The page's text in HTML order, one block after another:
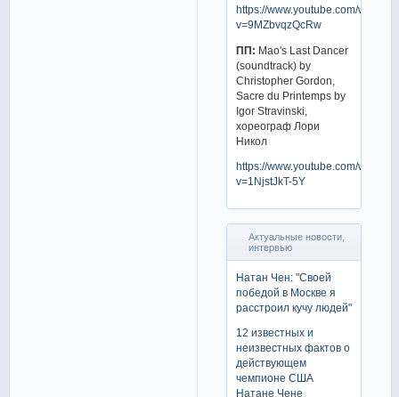
https://www.youtube.com/watch?
v=9MZbvqzQcRw
ПП: Mao's Last Dancer
(soundtrack) by
Christopher Gordon,
Sacre du Printemps by
Igor Stravinski,
хореограф Лори
Никол
https://www.youtube.com/watch?
v=1NjstJkT-5Y
Актуальные новости,
интервью
Натан Чен: "Своей
победой в Москве я
расстроил кучу людей"
12 известных и
неизвестных фактов о
действующем
чемпионе США
Натане Чене